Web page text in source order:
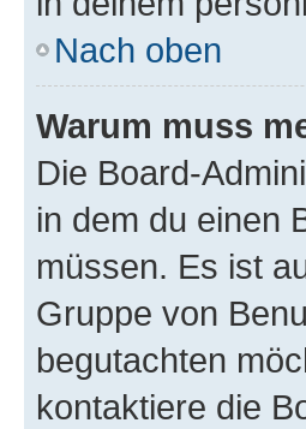
Nach oben
Warum muss
Die Board-
in dem du einen
müssen. Es ist
Gruppe von
begutachten
kontaktiere die